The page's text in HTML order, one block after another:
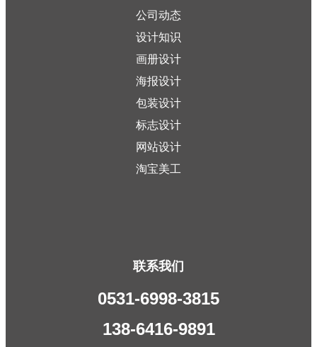
公司动态
设计知识
画册设计
海报设计
包装设计
标志设计
网站设计
淘宝美工
联系我们
0531-6998-3815
138-6416-9891